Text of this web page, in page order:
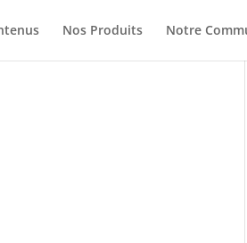
Nos Produits Notre